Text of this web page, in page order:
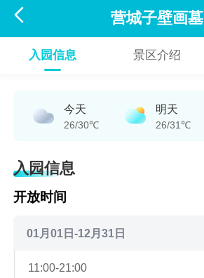
 营城子壁画墓
入园信息 景区介绍
今天
26/30℃
明天
26/31℃
入园信息
开放时间
01月01日-12月31日
11:00-21:00